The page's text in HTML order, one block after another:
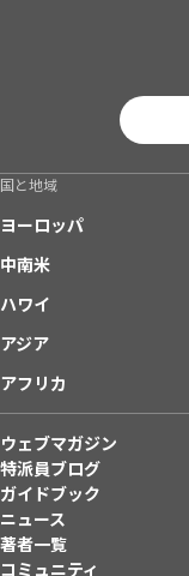
国と地域
ヨーロッパ
中南米
ハワイ
アジア
アフリカ
ウェブマガジン
特派員ブログ
ガイドブック
ニュース
著者一覧
コミュニティ